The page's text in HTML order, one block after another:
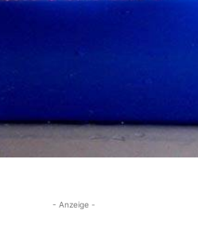
- Anzeige -